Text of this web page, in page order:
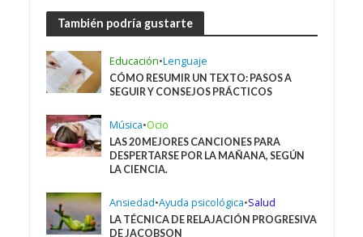
También podría gustarte
Educación•Lenguaje
CÓMO RESUMIR UN TEXTO: PASOS A
SEGUIR Y CONSEJOS PRÁCTICOS
Música•Ocio
LAS 20 MEJORES CANCIONES PARA
DESPERTARSE POR LA MAÑANA, SEGÚN
LA CIENCIA.
Ansiedad•Ayuda psicológica•Salud
LA TÉCNICA DE RELAJACIÓN PROGRESIVA
DE JACOBSON